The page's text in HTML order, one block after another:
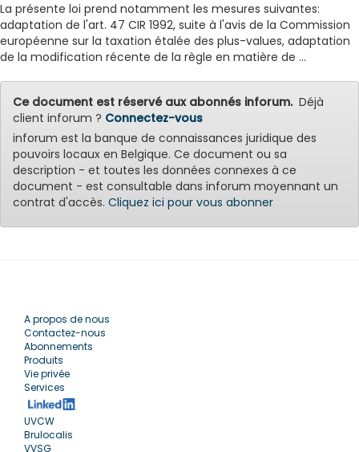
La présente loi prend notamment les mesures suivantes:
adaptation de l'art. 47 CIR 1992, suite à l'avis de la Commission
européenne sur la taxation étalée des plus-values, adaptation
de la modification récente de la règle en matière de ...
Ce document est réservé aux abonnés inforum.Déjà
client inforum ? Connectez-vous
inforum est la banque de connaissances juridique des
pouvoirs locaux en Belgique. Ce document ou sa
description - et toutes les données connexes à ce
document - est consultable dans inforum moyennant un
contrat d'accès. Cliquez ici pour vous abonner
A propos de nous
Contactez-nous
Abonnements
Produits
Vie privée
Services
UVCW
Brulocalis
VVSG